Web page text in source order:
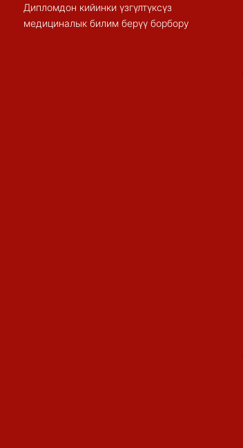
Дипломдон кийинки үзгүлтүксүз
медициналык билим берүү борбору